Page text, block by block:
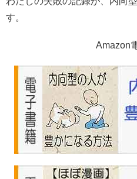
す。
Amazon